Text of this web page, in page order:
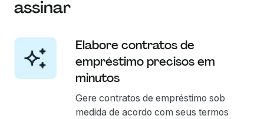
assinar
Elabore contratos de
empréstimo precisos em
minutos
Gere contratos de empréstimo sob
medida de acordo com seus termos